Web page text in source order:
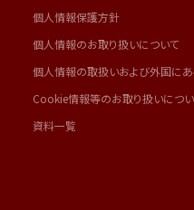
個人情報保護方針
個人情報のお取り扱いについて
個人情報の取扱いおよび外国に
Cookie情報等のお取り扱いにつ
資料一覧